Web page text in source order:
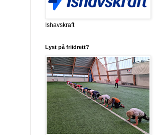
Ishavskraft
Lyst på friidrett?